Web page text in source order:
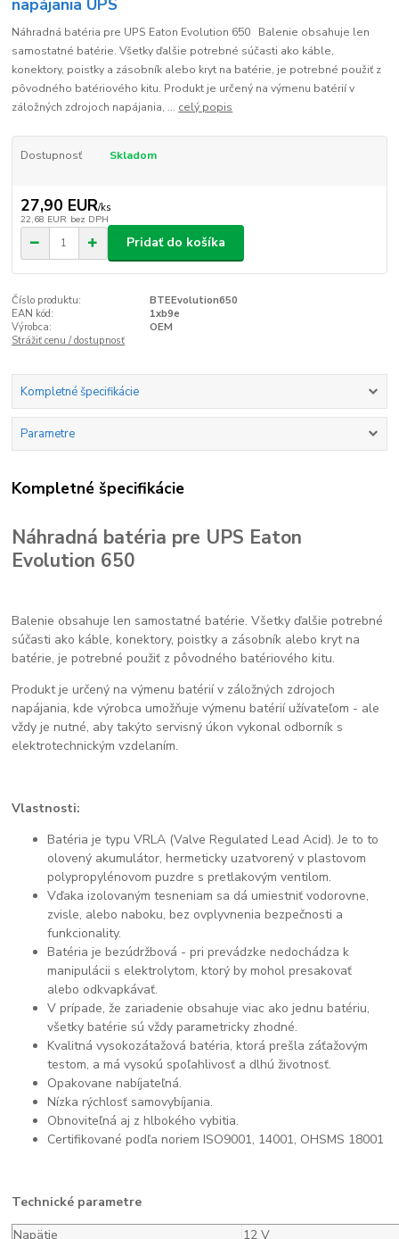
napájania UPS
Náhradná batéria pre UPS Eaton Evolution 650 Balenie obsahuje len
samostatné batérie. Všetky ďalšie potrebné súčasti ako káble,
konektory, poistky a zásobník alebo kryt na batérie, je potrebné použiť z
pôvodného batériového kitu. Produkt je určený na výmenu batérií v
záložných zdrojoch napájania, ... celý popis
Dostupnosť Skladom
27,90 EUR/ks
22,68 EUR bez DPH
Pridať do košíka
Číslo produktu:
BTEEvolution650
EAN kód:
1xb9e
Výrobca:
OEM
Strážiť cenu / dostupnosť
Kompletné špecifikácie
Parametre
Kompletné špecifikácie
Náhradná batéria pre UPS Eaton
Evolution 650
Balenie obsahuje len samostatné batérie. Všetky ďalšie potrebné
súčasti ako káble, konektory, poistky a zásobník alebo kryt na
batérie, je potrebné použiť z pôvodného batériového kitu.
Produkt je určený na výmenu batérií v záložných zdrojoch
napájania, kde výrobca umožňuje výmenu batérií užívateľom - ale
vždy je nutné, aby takýto servisný úkon vykonal odborník s
elektrotechnickým vzdelaním.
Vlastnosti:
Batéria je typu VRLA (Valve Regulated Lead Acid). Je to to
olovený akumulátor, hermeticky uzatvorený v plastovom
polypropylénovom puzdre s pretlakovým ventilom.
Vďaka izolovaným tesneniam sa dá umiestniť vodorovne,
zvisle, alebo naboku, bez ovplyvnenia bezpečnosti a
funkcionality.
Batéria je bezúdržbová - pri prevádzke nedochádza k
manipulácii s elektrolytom, ktorý by mohol presakovať
alebo odkvapkávať.
V prípade, že zariadenie obsahuje viac ako jednu batériu,
všetky batérie sú vždy parametricky zhodné.
Kvalitná vysokozátažová batéria, ktorá prešla záťažovým
testom, a má vysokú spoľahlivosť a dlhú životnosť.
Opakovane nabíjateľná.
Nízka rýchlosť samovybíjania.
Obnoviteľná aj z hlbokého vybitia.
Certifikované podľa noriem ISO9001, 14001, OHSMS 18001
Technické parametre
Napätie
12 V